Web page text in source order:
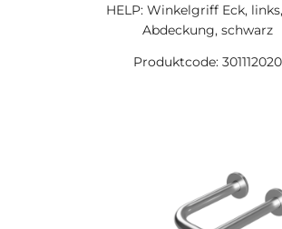
HELP: Winkelgriff Eck,
Abdeckung, schwarz
Produktcode: 301112020